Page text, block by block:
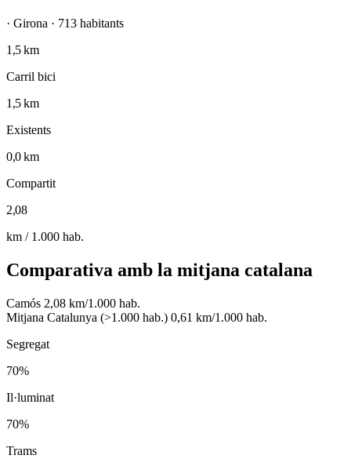
· Girona · 713 habitants
1,5 km
Carril bici
1,5 km
Existents
0,0 km
Compartit
2,08
km / 1.000 hab.
Comparativa amb la mitjana catalana
Camós 2,08 km/1.000 hab.
Mitjana Catalunya (>1.000 hab.) 0,61 km/1.000 hab.
Segregat
70%
Il·luminat
70%
Trams